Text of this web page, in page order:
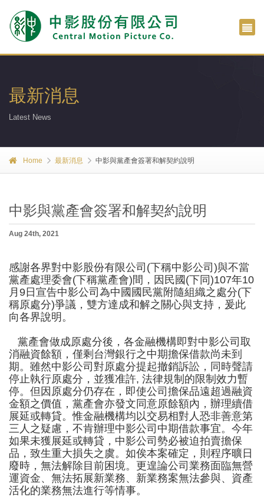
最新消息
Latest News
Home 最新消息 中影與黨產會簽署和解契約說明
中影與黨產會簽署和解契約說明
Aug 24th, 2021
感謝各界對中影股份有限公司 (下稱中影公司 )與不當
黨產處理委會(下稱黨產會)間， 因 民國 (下同 )107年10
月 9 日 宣告中影公司 為中國國民黨附隨組織之處分(下
稱原處分)爭議 ， 雙方達成和解之 關心與支持 ，爰此
向各界說明。
黨產會做成原處分後 ，各金融機構即對中影公司 取
消融資餘額 ， 僅剩 台灣銀行之中期擔保借款尚未到
期。雖然中影公司 對原處分提起撤銷訴訟，同時聲請
停止執行原處分， 並獲准許, 法律規制的限制效力暫
停。 但因 原處分仍存在 ， 即使公司 擔保品遠超過融資
金額之價值， 黨產會亦發文同意原餘額內 ， 辦理續借
展延或轉貸。惟金融機構均以交易相對人恐非善意第
三人之疑慮，不肯辦理中影公司中期借款事宜。今年
如果未獲展延或轉貸， 中影公司 勢必被迫拍賣擔保
品，致生重大損失之虞。如俟本案確定，則 程序曠日
廢時 ，無法解除目前困境。更遑論公司業務面臨無營
運資金、 無法拓展新業務、 新業務案無法參與、 資產
活化的業務無法進行等情事。